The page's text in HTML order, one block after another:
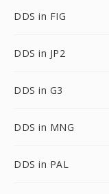
DDS in FIG
DDS in JP2
DDS in G3
DDS in MNG
DDS in PAL